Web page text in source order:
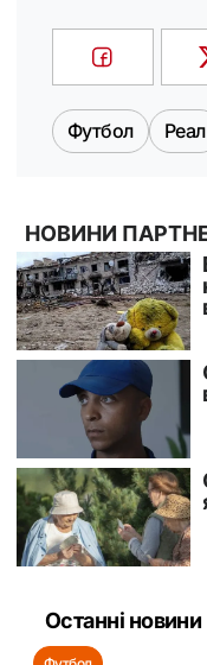
Футбол Реал
Останні новини